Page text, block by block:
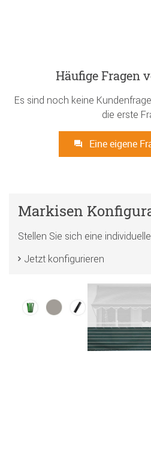
Häufige Fragen
Es sind noch keine
die erste
Eine eigene
Markisen
Stellen Sie sich eine
Jetzt konfigurieren